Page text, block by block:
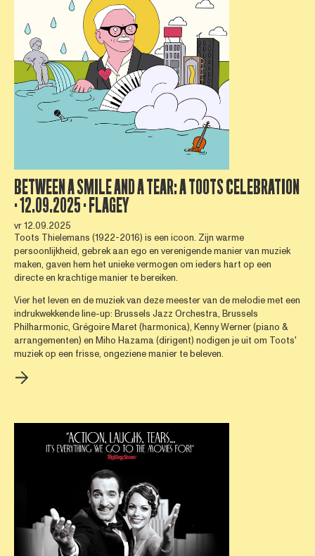
BETWEEN A SMILE AND A TEAR: A TOOTS CELEBRATION
· 12.09.2025 · FLAGEY
vr 12.09.2025
Toots Thielemans (1922-2016) is een icoon. Zijn warme
persoonlijkheid, gebrek aan ego en verenigende manier van muziek
maken, gaven hem het unieke vermogen om ieders hart op een
directe en krachtige manier te bereiken.
Vier het leven en de muziek van deze meester van de melodie met een
indrukwekkende line-up: Brussels Jazz Orchestra, Brussels
Philharmonic, Grégoire Maret (harmonica), Kenny Werner (piano &
arrangementen) en Miho Hazama (dirigent) nodigen je uit om Toots'
muziek op een frisse, ongeziene manier te beleven.